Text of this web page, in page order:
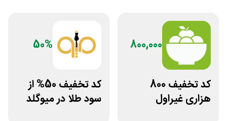
800,000
کد تخفیف 800
هزاری غیراول
50%
کد تخفیف 50% از
سود طلا در میوگلد